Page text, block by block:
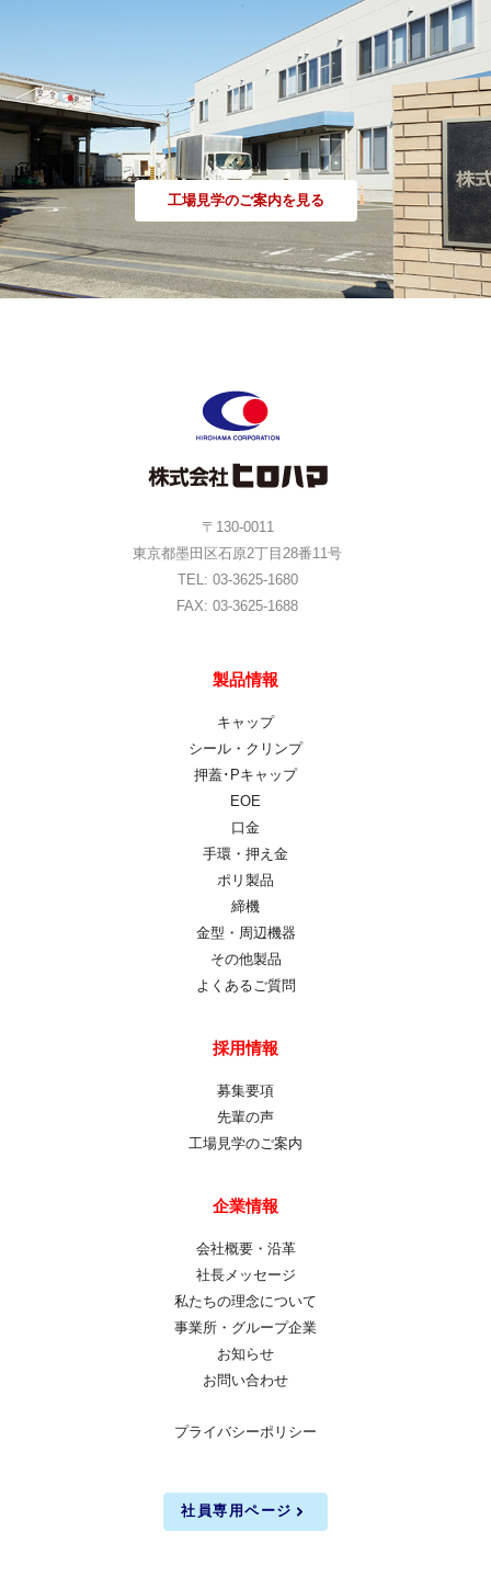
工場見学のご案内を見る
〒130-0011
東京都墨田区石原2丁目28番11号
TEL: 03-3625-1680
FAX: 03-3625-1688
製品情報
キャップ
シール・クリンプ
押蓋･Pキャップ
EOE
口金
手環・押え金
ポリ製品
締機
金型・周辺機器
その他製品
よくあるご質問
採用情報
募集要項
先輩の声
工場見学のご案内
企業情報
会社概要・沿革
社長メッセージ
私たちの理念について
事業所・グループ企業
お知らせ
お問い合わせ
プライバシーポリシー
社員専用ページ